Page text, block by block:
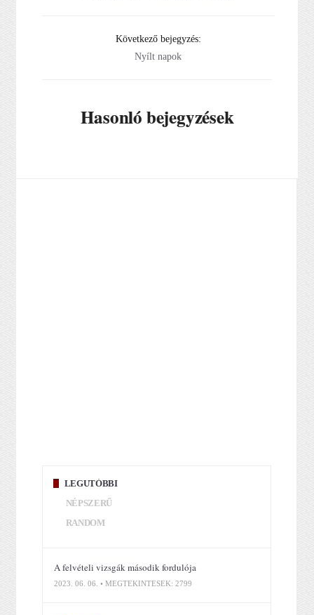
Következő bejegyzés:
Nyílt napok
Hasonló bejegyzések
LEGUTÓBBI
NÉPSZERŰ
RANDOM
A felvételi vizsgák második fordulója
2023. 06. 06. • MEGTEKINTÉSEK: 2799